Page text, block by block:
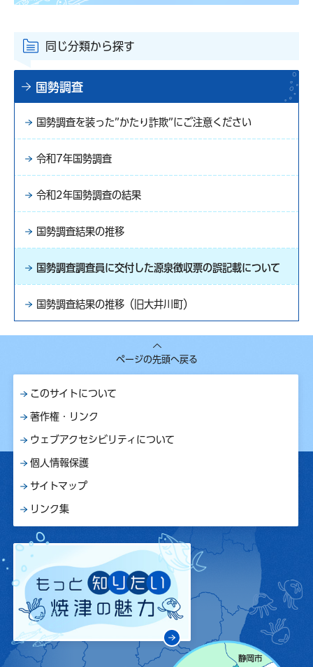
同じ分類から探す
国勢調査
国勢調査を装った”かたり詐欺”にご注意ください
令和7年国勢調査
令和2年国勢調査の結果
国勢調査結果の推移
国勢調査調査員に交付した源泉徴収票の誤記載について
国勢調査結果の推移（旧大井川町）
ページの先頭へ戻る
このサイトについて
著作権・リンク
ウェブアクセシビリティについて
個人情報保護
サイトマップ
リンク集